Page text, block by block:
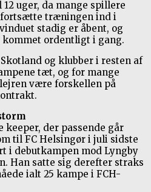
uger, da mange spillere
træningen ind i
stadig er åbent, og
ordentligt i gang.
og klubber i resten af
tæt, og for mange
være forskellen på
der passende går
til FC Helsingør i juli sidste
i debutkampen mod Lyngby
Han satte sig derefter straks
ialt 25 kampe i FCH-